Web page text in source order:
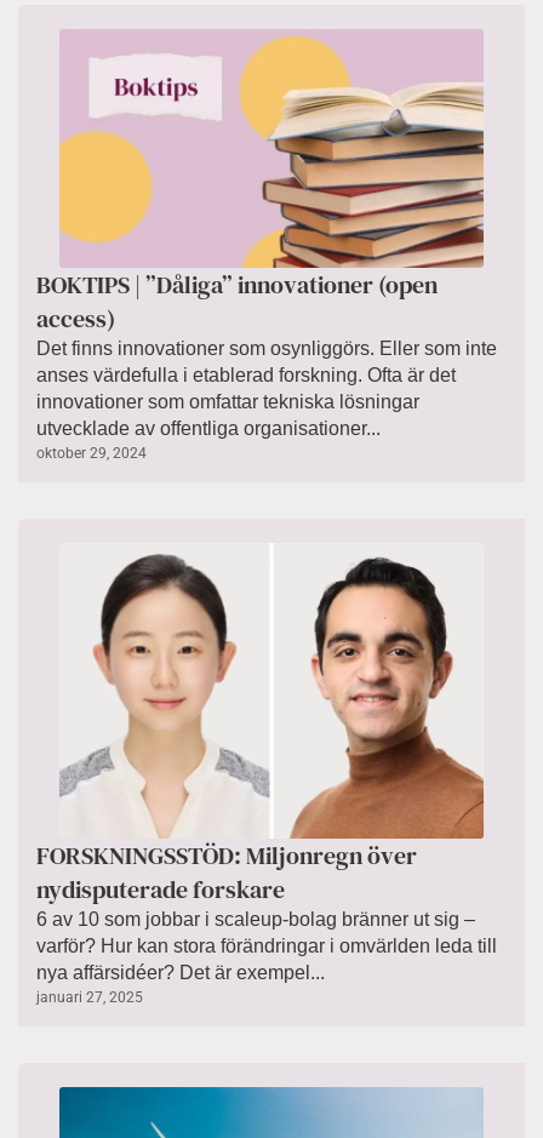
BOKTIPS | ”Dåliga” innovationer (open
access)
Det finns innovationer som osynliggörs. Eller som inte
anses värdefulla i etablerad forskning. Ofta är det
innovationer som omfattar tekniska lösningar
utvecklade av offentliga organisationer...
oktober 29, 2024
FORSKNINGSSTÖD: Miljonregn över
nydisputerade forskare
6 av 10 som jobbar i scaleup-bolag bränner ut sig –
varför? Hur kan stora förändringar i omvärlden leda till
nya affärsidéer? Det är exempel...
januari 27, 2025